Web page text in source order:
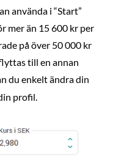
använda i “Start”
mer än 15 600 kr per
på över 50 000 kr
till en annan
du enkelt ändra din
profil.